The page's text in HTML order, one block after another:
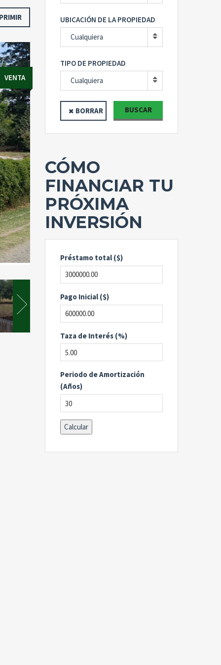
VENTA
UBICACIÓN DE LA PROPIEDAD
Cualquiera
TIPO DE PROPIEDAD
Cualquiera
BORRAR BUSCAR
CÓMO
FINANCIAR TU
PRÓXIMA
INVERSIÓN
Préstamo total ($)
Pago Inicial ($)
Taza de Interés (%)
Periodo de Amortización
(Años)